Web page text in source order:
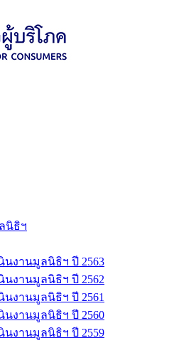
นิธิฯ
นงานมูลนิธิฯ ปี 2563
นงานมูลนิธิฯ ปี 2562
นงานมูลนิธิฯ ปี 2561
นงานมูลนิธิฯ ปี 2560
นงานมูลนิธิฯ ปี 2559